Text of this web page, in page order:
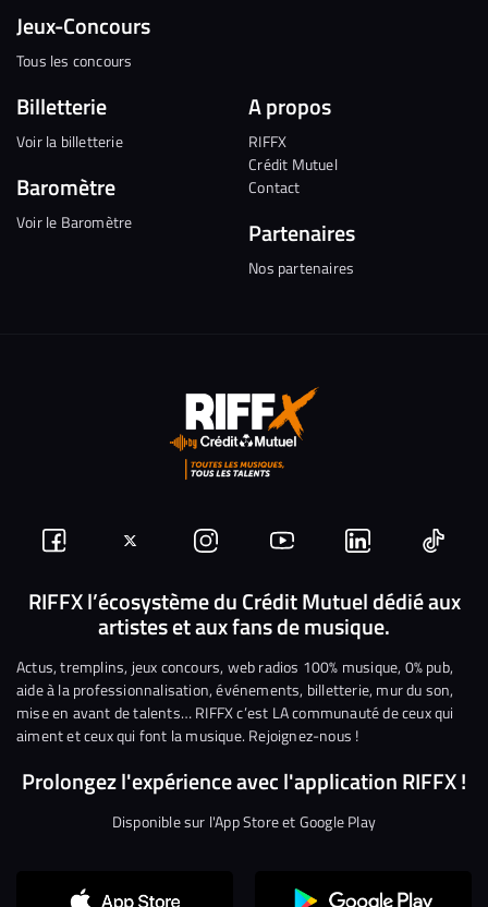
Jeux-Concours
Tous les concours
Billetterie
Voir la billetterie
Baromètre
Voir le Baromètre
A propos
RIFFX
Crédit Mutuel
Contact
Partenaires
Nos partenaires
Suivez-
nous
Facebook
Suivez-
nous
sur
Twitter
Nous
rejoindre
sur
Instagram
Nous
rejoindre
sur
YouTube
Nous
rejoindre
sur
Linkedin
Nous
RIFFX l’écosystème du Crédit Mutuel dédié aux
artistes et aux fans de musique.
Actus, tremplins, jeux concours, web radios 100% musique, 0% pub,
aide à la professionnalisation, événements, billetterie, mur du son,
mise en avant de talents… RIFFX c’est LA communauté de ceux qui
aiment et ceux qui font la musique. Rejoignez-nous !
Prolongez l'expérience avec l'application RIFFX !
Disponible sur l'App Store et Google Play